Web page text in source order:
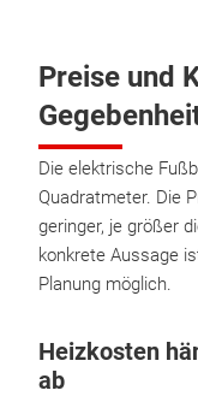
Preise und
Die elektrische
Quadratmeter. Die
geringer, je größer
konkrete Aussage
Planung möglich.
Heizkosten
ab